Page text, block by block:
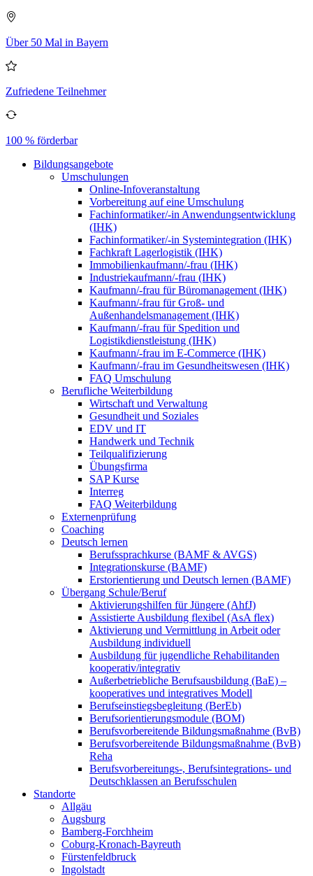
Über 50 Mal in Bayern
Zufriedene Teilnehmer
100 % förderbar
Bildungsangebote
Umschulungen
Online-Infoveranstaltung
Vorbereitung auf eine Umschulung
Fachinformatiker/-in Anwendungsentwicklung
(IHK)
Fachinformatiker/-in Systemintegration (IHK)
Fachkraft Lagerlogistik (IHK)
Immobilienkaufmann/-frau (IHK)
Industriekaufmann/-frau (IHK)
Kaufmann/-frau für Büromanagement (IHK)
Kaufmann/-frau für Groß- und
Außenhandelsmanagement (IHK)
Kaufmann/-frau für Spedition und
Logistikdienstleistung (IHK)
Kaufmann/-frau im E-Commerce (IHK)
Kaufmann/-frau im Gesundheitswesen (IHK)
FAQ Umschulung
Berufliche Weiterbildung
Wirtschaft und Verwaltung
Gesundheit und Soziales
EDV und IT
Handwerk und Technik
Teilqualifizierung
Übungsfirma
SAP Kurse
Interreg
FAQ Weiterbildung
Externenprüfung
Coaching
Deutsch lernen
Berufssprachkurse (BAMF & AVGS)
Integrationskurse (BAMF)
Erstorientierung und Deutsch lernen (BAMF)
Übergang Schule/Beruf
Aktivierungshilfen für Jüngere (AhfJ)
Assistierte Ausbildung flexibel (AsA flex)
Aktivierung und Vermittlung in Arbeit oder
Ausbildung individuell
Ausbildung für jugendliche Rehabilitanden
kooperativ/integrativ
Außerbetriebliche Berufsausbildung (BaE) –
kooperatives und integratives Modell
Berufseinstiegsbegleitung (BerEb)
Berufsorientierungsmodule (BOM)
Berufsvorbereitende Bildungsmaßnahme (BvB)
Berufsvorbereitende Bildungsmaßnahme (BvB)
Reha
Berufsvorbereitungs-, Berufsintegrations- und
Deutschklassen an Berufsschulen
Standorte
Allgäu
Augsburg
Bamberg-Forchheim
Coburg-Kronach-Bayreuth
Fürstenfeldbruck
Ingolstadt